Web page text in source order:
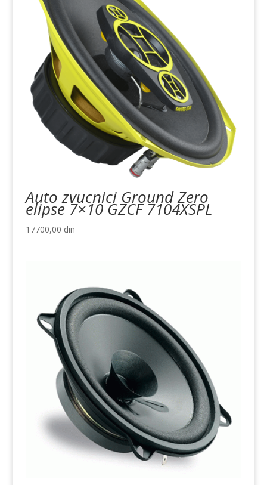
Auto zvucnici Ground Zero
elipse 7×10 GZCF 7104XSPL
17700,00 din